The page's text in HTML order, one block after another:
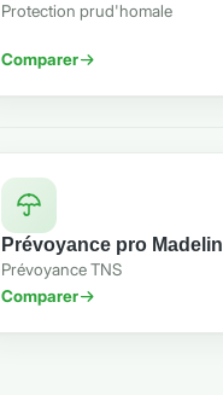
Protection prud'homale
Comparer
Prévoyance pro Madelin
Prévoyance TNS
Comparer